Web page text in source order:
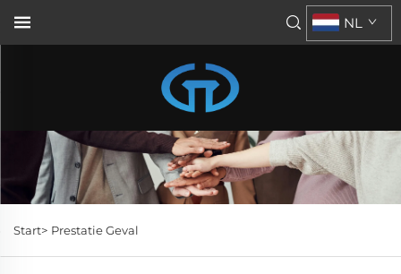
NL
Start> Prestatie Geval